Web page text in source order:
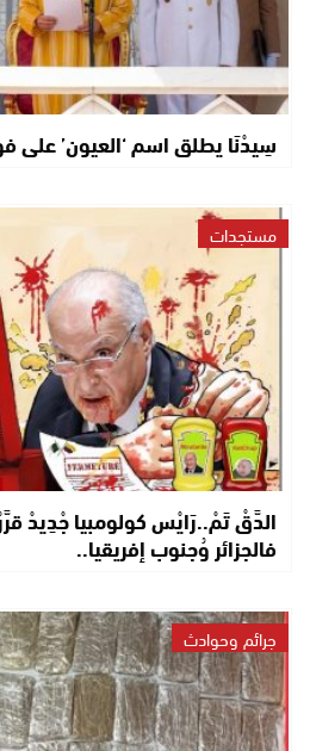
سِيدْنَا يطلق اسم ‘العيون’ على
مستجدات
الدَّقْ تَمْ..رَايْس كولومبيا جْدِيدْ
فالجزائر وُجنوب إفريقيا..
جرائم وحوادث